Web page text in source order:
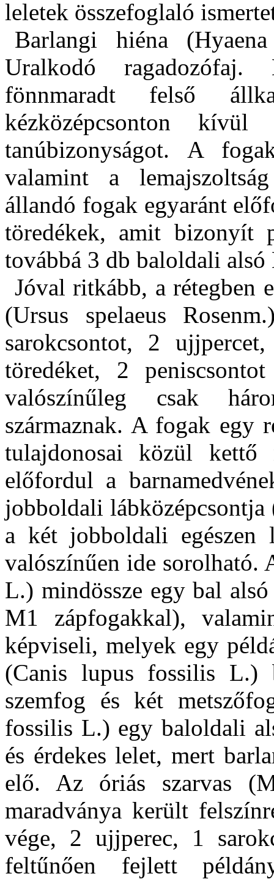
leletek összefoglaló
Barlangi hiéna
Uralkodó
fönnmaradt felső
kézközépcsonton
tanúbizonyságot. A
valamint a
állandó fogak egyaránt
töredékek, amit
továbbá 3 db baloldali
Jóval ritkább, a rétegben
(Ursus spelaeus
sarokcsontot, 2
töredéket, 2
valószínűleg csak
származnak. A fogak egy
tulajdonosai közül
előfordul a
jobboldali
a két jobboldali
valószínűen ide sorolható.
L.) mindössze egy bal
M1 zápfogakkal),
képviseli, melyek egy
(Canis lupus fossilis L.)
szemfog és két
fossilis L.) egy baloldali
és érdekes lelet, mert
elő. Az óriás szarvas
maradványa került
vége, 2 ujjperec, 1
feltűnően fejlett